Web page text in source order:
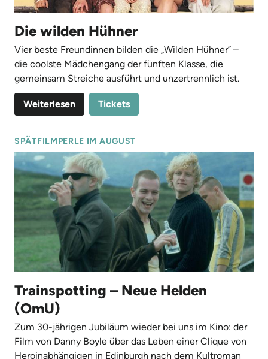
Die wilden Hühner
Vier beste Freundinnen bilden die „Wilden Hühner” –
die coolste Mädchengang der fünften Klasse, die
gemeinsam Streiche ausführt und unzertrennlich ist.
Weiterlesen Tickets
SPÄTFILMPERLE IM AUGUST
Trainspotting – Neue Helden
(OmU)
Zum 30-jährigen Jubiläum wieder bei uns im Kino: der
Film von Danny Boyle über das Leben einer Clique von
Heroinabhängigen in Edinburgh nach dem Kultroman